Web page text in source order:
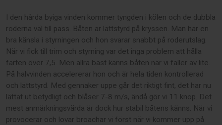
I den hårda byiga vinden kommer tyngden i kölen och de dubbla
roderna väl till pass. Båten är lättstyrd på kryssen. Man har en
bra känsla i styrningen och hon svarar snabbt på roderutslag.
När vi fick till trim och styrning var det inga problem att hålla
farten över 7,5. Men allra bäst känns båten när vi faller av lite.
På halvvinden accelererar hon och är hela tiden kontrollerad
och lättstyrd. Med gennaker uppe går det riktigt fint, det har nu
lättat ut betydligt och blåser 7-8 m/s, ändå gör vi 11 knop. Det
mest anmärkningsvärda är dock hur stabil båtens känns. När vi
provocerar och lovar broachar vi först när vi kommer upp på